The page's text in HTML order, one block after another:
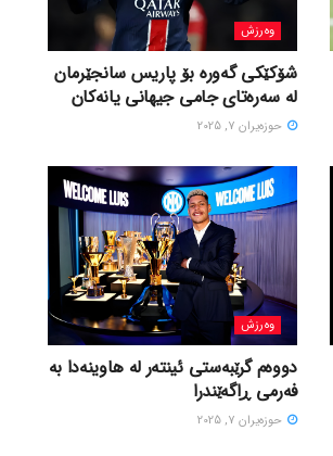
وەرزش
شۆکێکی گەورە بۆ پاریس سانجێرمان
لە سەرەتای جامی جیهانی یانەکان
حوزه‌یران 7, 2025
وەرزش
دووەم گرێبەستی ئینتەر لە هاوینەدا بە
فەرمی ڕاگەێندرا
حوزه‌یران 7, 2025